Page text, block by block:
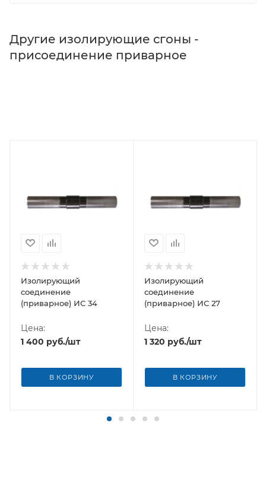
Другие изолирующие сгоны -
присоединение приварное
Изолирующий
соединение
(приварное) ИС 34
Цена:
1 400 руб./шт
В КОРЗИНУ
Изолирующий
соединение
(приварное) ИС 27
Цена:
1 320 руб./шт
В КОРЗИНУ